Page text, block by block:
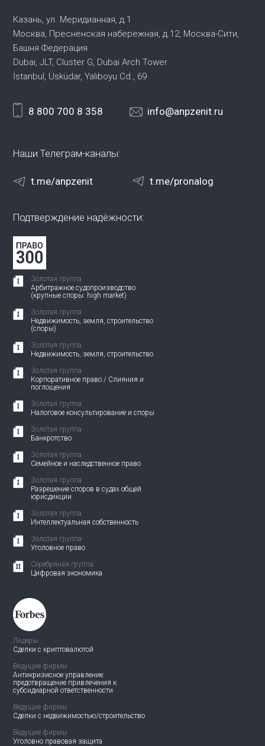
Казань, ул. Меридианная, д.1
Москва, Пресненская набережная, д.12, Москва-Сити,
Башня Федерация
Dubai, JLT, Cluster G, Dubai Arch Tower
İstanbul, Üsküdar, Yalıboyu Cd., 69
8 800 700 8 358 info@anpzenit.ru
Наши Телеграм-каналы:
t.me/anpzenit t.me/pronalog
Подтверждение надёжности:
Золотая группа
Арбитражное судопроизводство:
(крупные споры: high market)
Золотая группа
Недвижимость, земля, строительство
(споры)
Золотая группа
Недвижимость, земля, строительство
Золотая группа
Корпоративное право / Слияния и
поглощения
Золотая группа
Налоговое консультирование и споры
Золотая группа
Банкротство
Золотая группа
Семейное и наследственное право
Золотая группа
Разрешение споров в судах общей
юрисдикции
Золотая группа
Интеллектуальная собственность
Золотая группа
Уголовное право
Серебряная группа
Цифровая экономика
Лидеры
Сделки с криптовалютой
Ведущие фирмы
Антикризисное управление:
предотвращение привлечения к
субсидиарной ответственности
Ведущие фирмы
Сделки с недвижимостью/строительство
Ведущие фирмы
Уголовно правовая защита